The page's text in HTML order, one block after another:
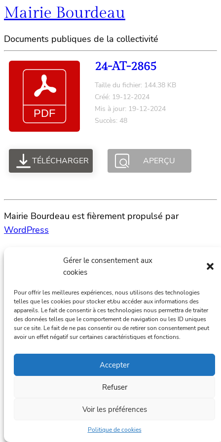
Gérer le consentement aux
cookies
Pour offrir les meilleures expériences, nous utilisons des technologies
telles que les cookies pour stocker et/ou accéder aux informations des
appareils. Le fait de consentir à ces technologies nous permettra de traiter
des données telles que le comportement de navigation ou les ID uniques
sur ce site. Le fait de ne pas consentir ou de retirer son consentement peut
avoir un effet négatif sur certaines caractéristiques et fonctions.
Accepter
Refuser
Voir les préférences
Politique de cookies
Mairie Bourdeau
Documents publiques de la collectivité
24-AT-2865
Taille du fichier: 144.38 KB
Créé: 19-12-2024
Mis à jour: 19-12-2024
Succès: 48
TÉLÉCHARGER APERÇU
Mairie Bourdeau est fièrement propulsé par
WordPress